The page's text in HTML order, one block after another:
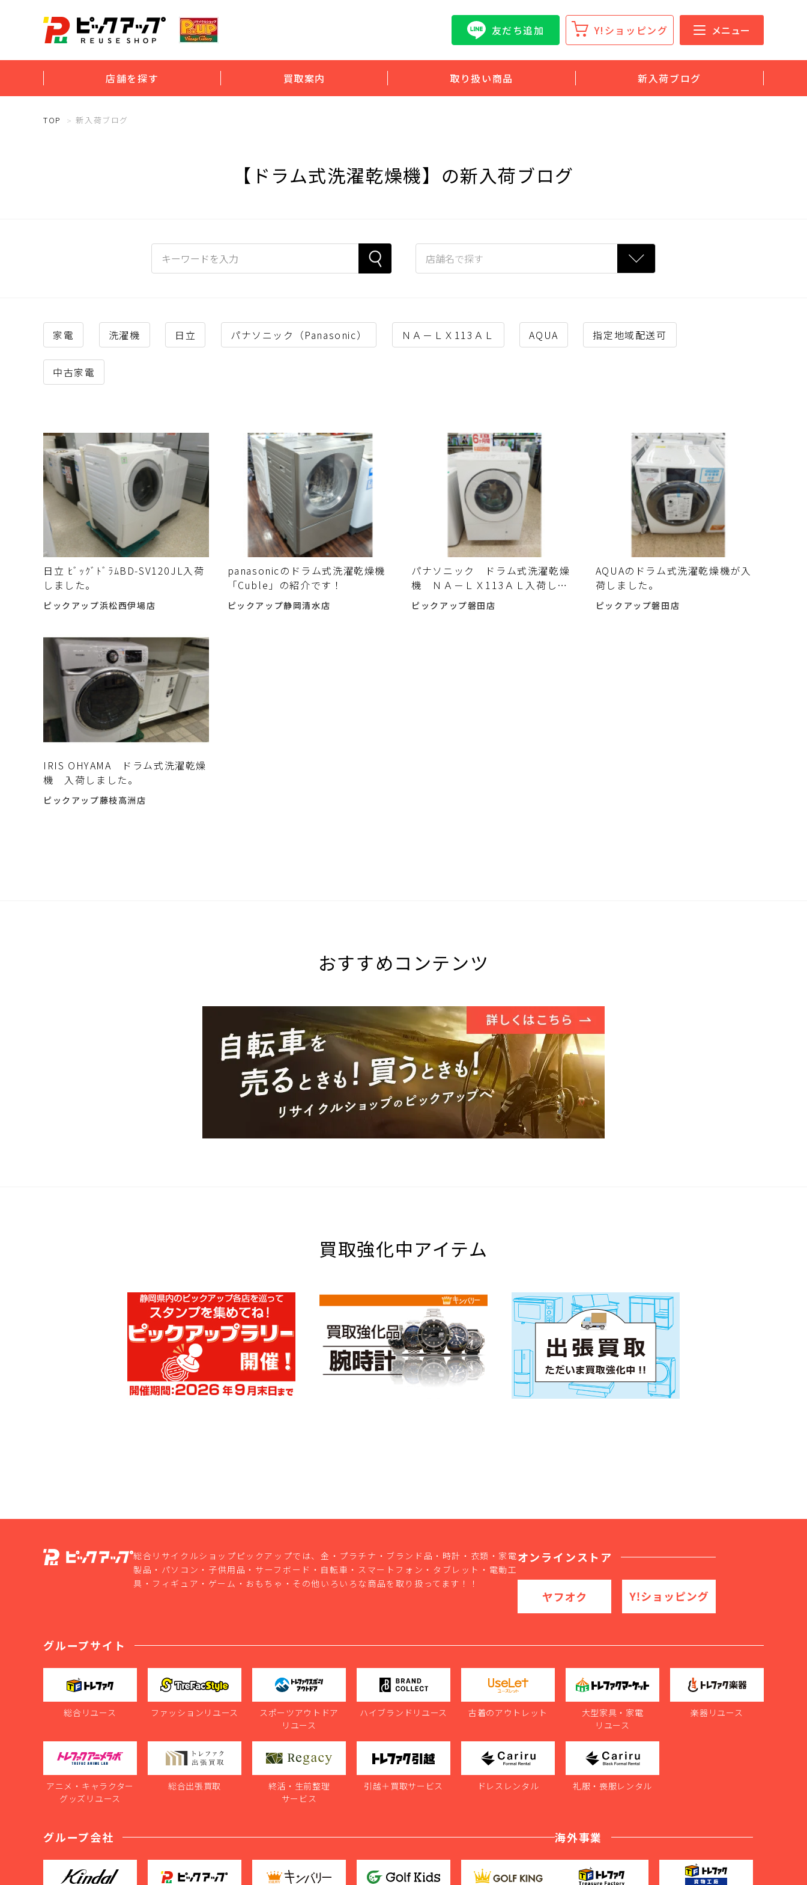
友だち追加 Y!ショッピング メニュー
店舗を探す 買取案内 取り扱い商品 新入荷ブログ
TOP 新入荷ブログ
【ドラム式洗濯乾燥機】の新入荷ブログ
家電 洗濯機 日立 パナソニック（Panasonic） ＮＡ－ＬＸ113ＡＬ AQUA 指定地域配送可
中古家電
日立 ﾋﾞｯｸﾞﾄﾞﾗﾑBD-SV120JL入荷
しました。
ピックアップ浜松西伊場店
panasonicのドラム式洗濯乾燥機
「Cuble」の紹介です！
ピックアップ静岡清水店
パナソニック ドラム式洗濯乾燥
機 ＮＡ－ＬＸ113ＡＬ入荷しま
した♪
ピックアップ磐田店
AQUAのドラム式洗濯乾燥機が入
荷しました。
ピックアップ磐田店
IRIS OHYAMA ドラム式洗濯乾燥
機 入荷しました。
ピックアップ藤枝高洲店
おすすめコンテンツ
買取強化中アイテム
総合リサイクルショップピックアップでは、金・プラチナ・ブランド品・時計・衣類・家電
製品・パソコン・子供用品・サーフボード・自転車・スマートフォン・タブレット・電動工
具・フィギュア・ゲーム・おもちゃ・その他いろいろな商品を取り扱ってます！！
オンラインストア
グループサイト
総合リユース ファッションリユース
スポーツアウトドア
リユース
ハイブランドリユース 古着のアウトレット
大型家具・家電
リユース
楽器リユース
アニメ・キャラクター
グッズリユース
総合出張買取
終活・生前整理
サービス
引越＋買取サービス ドレスレンタル 礼服・喪服レンタル
グループ会社 海外事業